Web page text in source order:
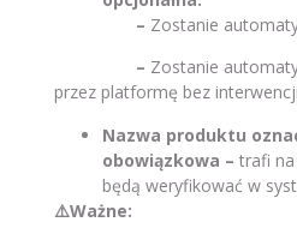
– Zostanie
– Zostanie
przez platformę bez
Nazwa produktu
obowiązkowa – trafi
będą weryfikować w
⚠️Ważne: